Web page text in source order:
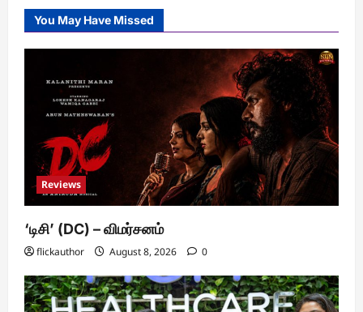
You May Have Missed
Reviews
‘டிசி’ (DC) – விமர்சனம்
flickauthor August 8, 2026 0